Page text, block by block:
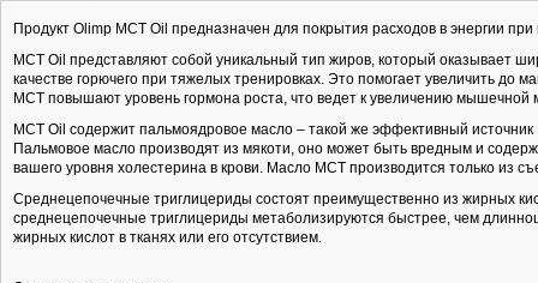
Продукт Olimp MCT Oil предназначен для покрытия расходов в энергии
МСТ Oil представляют собой уникальный тип жиров, который оказывает
качестве горючего при тяжелых тренировках. Это помогает увеличить до
МСТ повышают уровень гормона роста, что ведет к увеличению
MCT Oil содержит пальмоядровое масло – такой же эффективный
Пальмовое масло производят из мякоти, оно может быть вредным и
вашего уровня холестерина в крови. Масло MCT производится только из
Среднецепочечные триглицериды состоят преимущественно из жирных
среднецепочечные триглицериды метаболизируются быстрее, чем
жирных кислот в тканях или его отсутствием.